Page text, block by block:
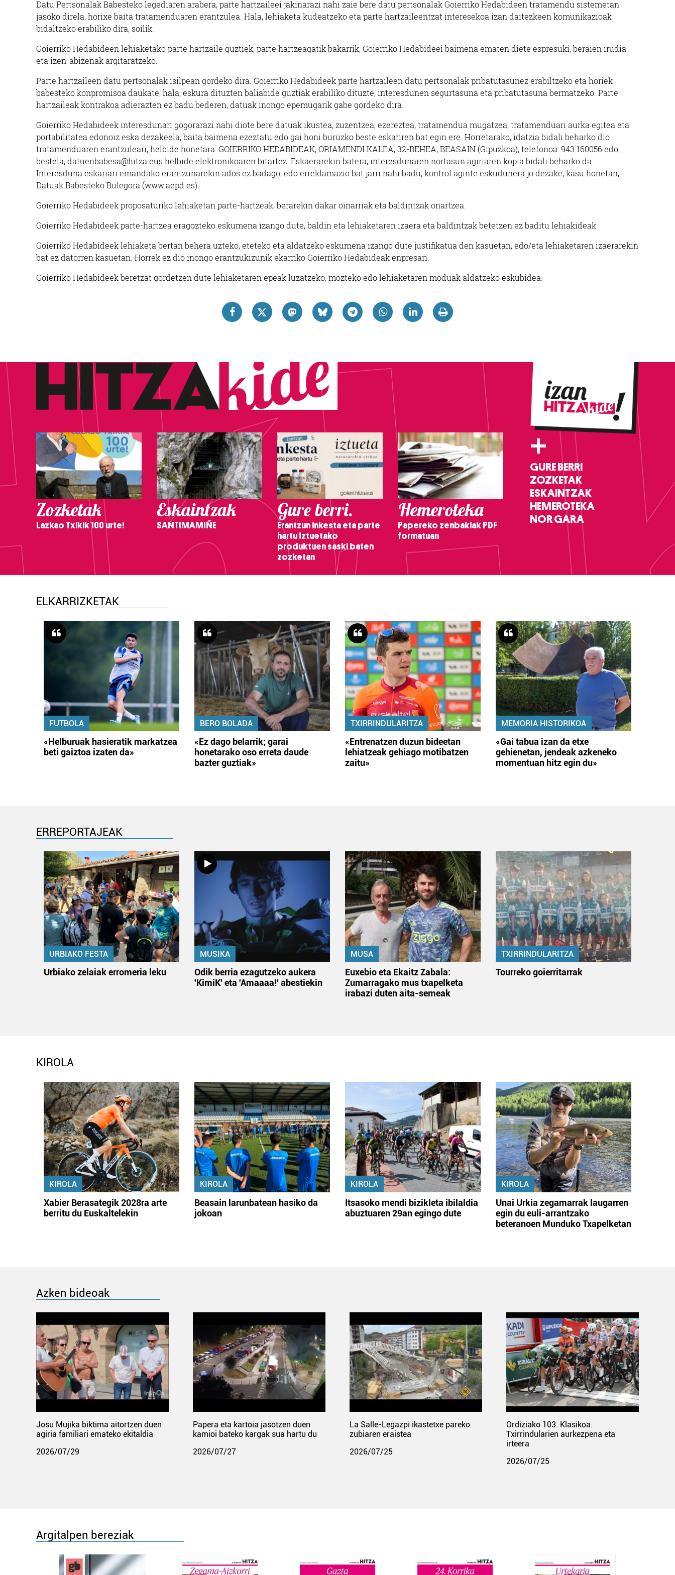
Datu Pertsonalak Babesteko legediaren arabera, parte hartzaileei jakinarazi nahi zaie bere datu pertsonalak Goierriko Hedabideen tratamendu sistemetan
jasoko direla, horixe baita tratamenduaren erantzulea. Hala, lehiaketa kudeatzeko eta parte hartzaileentzat interesekoa izan daitezkeen komunikazioak
bidaltzeko erabiliko dira, soilik.
Goierriko Hedabideen lehiaketako parte hartzaile guztiek, parte hartzeagatik bakarrik, Goierriko Hedabideei baimena ematen diete espresuki, beraien irudia
eta izen-abizenak argitaratzeko.
Parte hartzaileen datu pertsonalak isilpean gordeko dira. Goierriko Hedabideek parte hartzaileen datu pertsonalak pribatutasunez erabiltzeko eta horiek
babesteko konpromisoa daukate; hala, eskura dituzten baliabide guztiak erabiliko dituzte, interesdunen segurtasuna eta pribatutasuna bermatzeko. Parte
hartzaileak kontrakoa adierazten ez badu bederen, datuak inongo epemugarik gabe gordeko dira.
Goierriko Hedabideek interesdunari gogorarazi nahi diote bere datuak ikustea, zuzentzea, ezereztea, tratamendua mugatzea, tratamenduari aurka egitea eta
portabilitatea edonoiz eska dezakeela, baita baimena ezeztatu edo gai honi buruzko beste eskariren bat egin ere. Horretarako, idatzia bidali beharko dio
tratamenduaren erantzuleari, helbide honetara: GOIERRIKO HEDABIDEAK, ORIAMENDI KALEA, 32-BEHEA, BEASAIN (Gipuzkoa), telefonoa: 943 160056 edo,
bestela,datuenbabesa@hitza.eus helbide elektronikoaren bitartez. Eskaerarekin batera, interesdunaren nortasun agiriaren kopia bidali beharko da.
Interesduna eskariari emandako erantzunarekin ados ez badago, edo erreklamazio bat jarri nahi badu, kontrol aginte eskudunera jo dezake, kasu honetan,
Datuak Babesteko Bulegora (www.aepd.es).
Goierriko Hedabideek proposaturiko lehiaketan parte-hartzeak, berarekin dakar oinarriak eta baldintzak onartzea.
Goierriko Hedabideek parte-hartzea eragozteko eskumena izango dute, baldin eta lehiaketaren izaera eta baldintzak betetzen ez baditu lehiakideak.
Goierriko Hedabideek lehiaketa bertan behera uzteko, eteteko eta aldatzeko eskumena izango dute justifikatua den kasuetan, edo/eta lehiaketaren izaerarekin
bat ez datorren kasuetan. Horrek ez dio inongo erantzukizunik ekarriko Goierriko Hedabideak enpresari.
Goierriko Hedabideek beretzat gordetzen dute lehiaketaren epeak luzatzeko, mozteko edo lehiaketaren moduak aldatzeko eskubidea.
Zozketak
Lazkao Txikik 100 urte!
Eskaintzak
SANTIMAMIÑE
Gure berri.
Erantzun inkesta eta parte
hartu Iztuetako
produktuen saski baten
zozketan
Hemeroteka
Papereko zenbakiak PDF
formatuan
+
GURE BERRI
ZOZKETAK
ESKAINTZAK
HEMEROTEKA
NOR GARA
ELKARRIZKETAK
FUTBOLA
«Helburuak hasieratik markatzea
beti gaiztoa izaten da»
BERO BOLADA
«Ez dago belarrik; garai
honetarako oso erreta daude
bazter guztiak»
TXIRRINDULARITZA
«Entrenatzen duzun bideetan
lehiatzeak gehiago motibatzen
zaitu»
MEMORIA HISTORIKOA
«Gai tabua izan da etxe
gehienetan, jendeak azkeneko
momentuan hitz egin du»
ERREPORTAJEAK
URBIAKO FESTA
Urbiako zelaiak erromeria leku
MUSIKA
Odik berria ezagutzeko aukera
'KimiK' eta 'Amaaaa!' abestiekin
MUSA
Euxebio eta Ekaitz Zabala:
Zumarragako mus txapelketa
irabazi duten aita-semeak
TXIRRINDULARITZA
Tourreko goierritarrak
KIROLA
KIROLA
Xabier Berasategik 2028ra arte
berritu du Euskaltelekin
KIROLA
Beasain larunbatean hasiko da
jokoan
KIROLA
Itsasoko mendi bizikleta ibilaldia
abuztuaren 29an egingo dute
KIROLA
Unai Urkia zegamarrak laugarren
egin du euli-arrantzako
beteranoen Munduko Txapelketan
Azken bideoak
Josu Mujika biktima aitortzen duen
agiria familiari emateko ekitaldia
2026/07/29
Papera eta kartoia jasotzen duen
kamioi bateko kargak sua hartu du
2026/07/27
La Salle-Legazpi ikastetxe pareko
zubiaren eraistea
2026/07/25
Ordiziako 103. Klasikoa.
Txirrindularien aurkezpena eta
irteera
2026/07/25
Argitalpen bereziak